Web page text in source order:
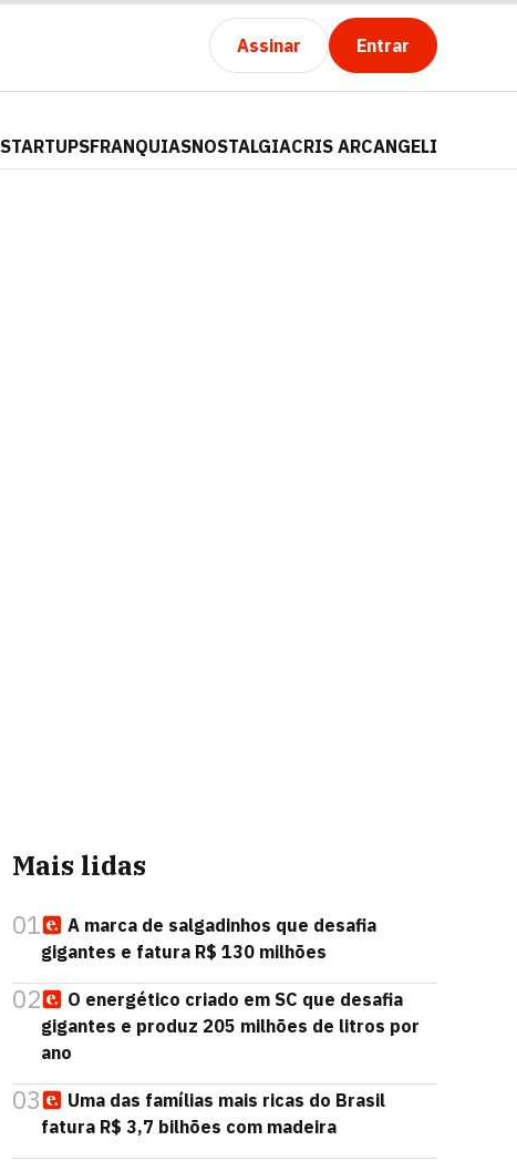
Assinar Entrar
STARTUPSFRANQUIASNOSTALGIACRIS ARCANGELI
Mais lidas
01
A marca de salgadinhos que desafia
gigantes e fatura R$ 130 milhões
02
O energético criado em SC que desafia
gigantes e produz 205 milhões de litros por
ano
03
Uma das famílias mais ricas do Brasil
fatura R$ 3,7 bilhões com madeira